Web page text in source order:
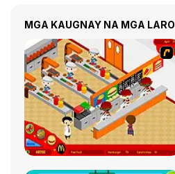
MGA KAUGNAY NA MGA LARO